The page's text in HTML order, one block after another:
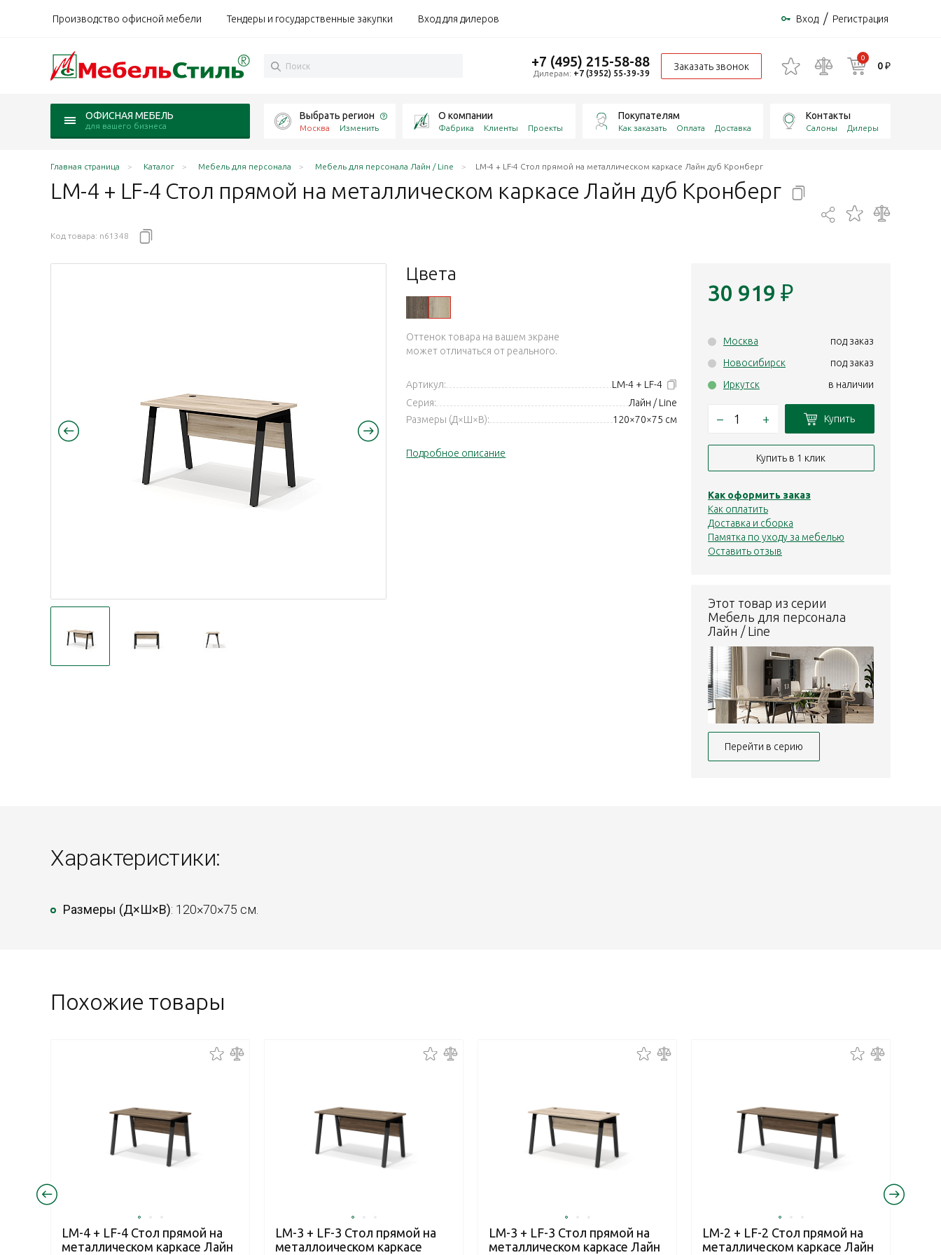
Производство офисной мебели Тендеры и государственные закупки Вход для дилеров Вход / Регистрация
+7 (495) 215-58-88
Дилерам: +7 (3952) 55-39-39
Заказать звонок
0
0 ₽
ОФИСНАЯ МЕБЕЛЬ
для вашего бизнеса
Выбрать регион
Москва Изменить
О компании
Фабрика Клиенты Проекты
Покупателям
Как заказать Оплата Доставка
Контакты
Салоны Дилеры
Главная страница Каталог Мебель для персонала Мебель для персонала Лайн / Line LM-4 + LF-4 Стол прямой на металлическом каркасе Лайн дуб Кронберг
LM-4 + LF-4 Стол прямой на металлическом каркасе Лайн дуб Кронберг
Код товара: n61348
Цвета
Оттенок товара на вашем экране
может отличаться от реального.
Артикул:
LM-4 + LF-4
Серия:
Лайн / Line
Размеры (Д×Ш×В):
120×70×75 см
Подробное описание
30 919 ₽
Москва
под заказ
Новосибирск
под заказ
Иркутск
в наличии
– + Купить
Купить в 1 клик
Как оформить заказ
Как оплатить
Доставка и сборка
Памятка по уходу за мебелью
Оставить отзыв
Этот товар из серии
Мебель для персонала
Лайн / Line
Перейти в серию
Характеристики:
Размеры (Д×Ш×В): 120×70×75 см.
Похожие товары
LM-4 + LF-4 Стол прямой на
металлическом каркасе Лайн
LM-3 + LF-3 Стол прямой на
металлоическом каркасе
LM-3 + LF-3 Стол прямой на
металлическом каркасе Лайн
LM-2 + LF-2 Стол прямой на
металлическом каркасе Лайн